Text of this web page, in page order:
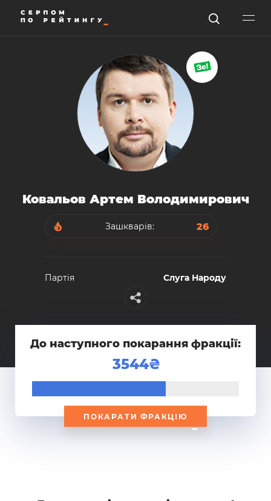
Ковальов Артем Володимирович
Зашкварів: 26
Партiя Слуга Народу
До наступного покарання фракції:
3544
ПОКАРАТИ ФРАКЦІЮ